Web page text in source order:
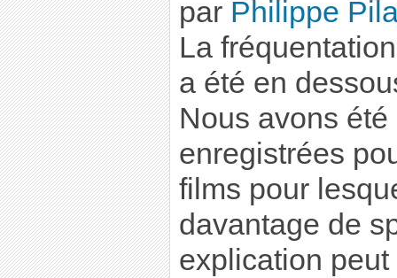
par Philippe
La
a été en
Nous avons
enregistrées
films pour
davantage de
explication